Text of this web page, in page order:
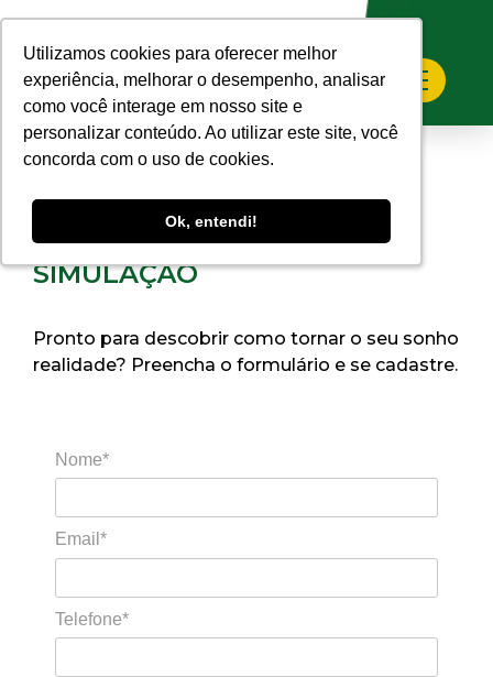
Utilizamos cookies para oferecer melhor
experiência, melhorar o desempenho, analisar
como você interage em nosso site e
personalizar conteúdo. Ao utilizar este site, você
concorda com o uso de cookies.
Ok, entendi!
Utilizamos cookies para oferecer melhor
experiência, melhorar o desempenho, analisar
como você interage em nosso site e
personalizar conteúdo. Ao utilizar este site, você
concorda com o uso de cookies.
Ok, entendi!
SIMULAÇÃO
Pronto para descobrir como tornar o seu sonho
realidade? Preencha o formulário e se cadastre.
Nome*
Email*
Telefone*